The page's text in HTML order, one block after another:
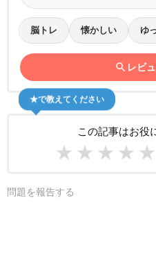
脳トレ 懐かしい ゆ
search レビ
この記事はお役
★ ★ ★ ★ ★
★で教えてください
問題を報告する